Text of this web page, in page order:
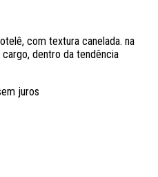
com textura canelada. na
dentro da tendência
juros